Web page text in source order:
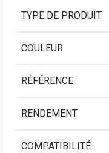
TYPE DE PRODUIT
COULEUR
RÉFÉRENCE
RENDEMENT
COMPATIBILITÉ